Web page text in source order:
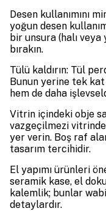
Desen kullanımını
yoğun desen
bir unsura (halı veya
bırakın.
Tülü kaldırın: Tül
Bunun yerine tek
hem de daha
Vitrin içindeki obje
vazgeçilmezi
yer verin. Boş raf
tasarım tercihidir.
El yapımı ürünleri
seramik kase, el
kalemlik; bunlar
detaylardır.